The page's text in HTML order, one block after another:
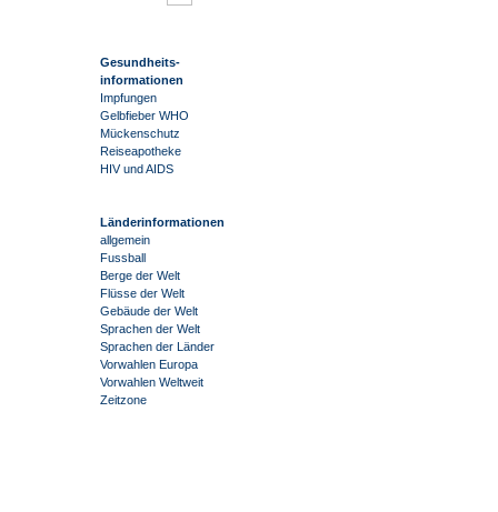
Gesundheits-
informationen
Impfungen
Gelbfieber WHO
Mückenschutz
Reiseapotheke
HIV und AIDS
Länderinformationen
allgemein
Fussball
Berge der Welt
Flüsse der Welt
Gebäude der Welt
Sprachen der Welt
Sprachen der Länder
Vorwahlen Europa
Vorwahlen Weltweit
Zeitzone